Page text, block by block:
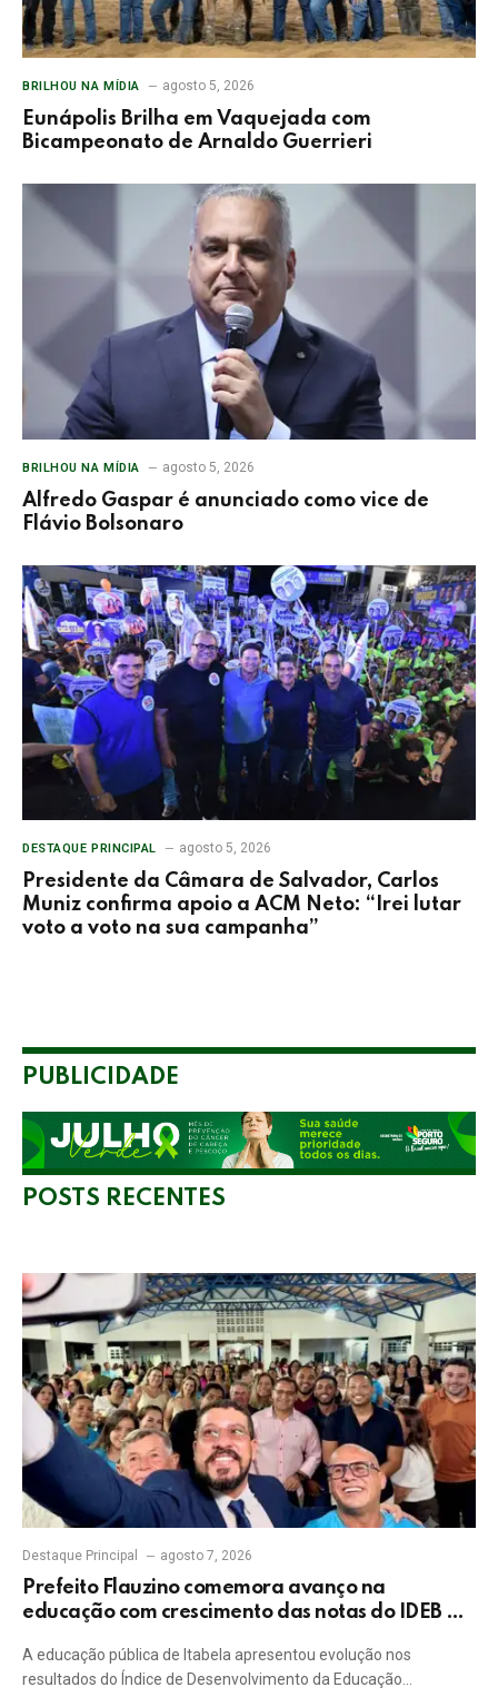
BRILHOU NA MÍDIA agosto 5, 2026
Eunápolis Brilha em Vaquejada com
Bicampeonato de Arnaldo Guerrieri
BRILHOU NA MÍDIA agosto 5, 2026
Alfredo Gaspar é anunciado como vice de
Flávio Bolsonaro
DESTAQUE PRINCIPAL agosto 5, 2026
Presidente da Câmara de Salvador, Carlos
Muniz confirma apoio a ACM Neto: “Irei lutar
voto a voto na sua campanha”
PUBLICIDADE
POSTS RECENTES
Destaque Principal agosto 7, 2026
Prefeito Flauzino comemora avanço na
educação com crescimento das notas do IDEB da
A educação pública de Itabela apresentou evolução nos
resultados do Índice de Desenvolvimento da Educação…